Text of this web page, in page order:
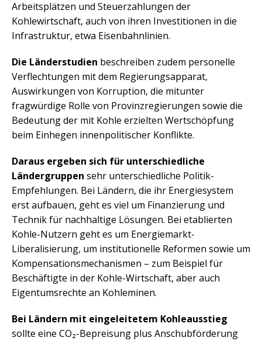
Arbeitsplätzen und Steuerzahlungen der
Kohlewirtschaft, auch von ihren Investitionen in die
Infrastruktur, etwa Eisenbahnlinien.
Die Länderstudien beschreiben zudem personelle
Verflechtungen mit dem Regierungsapparat,
Auswirkungen von Korruption, die mitunter
fragwürdige Rolle von Provinzregierungen sowie die
Bedeutung der mit Kohle erzielten Wertschöpfung
beim Einhegen innenpolitischer Konflikte.
Daraus ergeben sich für unterschiedliche
Ländergruppen sehr unterschiedliche Politik-
Empfehlungen. Bei Ländern, die ihr Energiesystem
erst aufbauen, geht es viel um Finanzierung und
Technik für nachhaltige Lösungen. Bei etablierten
Kohle-Nutzern geht es um Energiemarkt-
Liberalisierung, um institutionelle Reformen sowie um
Kompensationsmechanismen – zum Beispiel für
Beschäftigte in der Kohle-Wirtschaft, aber auch
Eigentumsrechte an Kohleminen.
Bei Ländern mit eingeleitetem Kohleausstieg
sollte eine CO₂-Bepreisung plus Anschubförderung